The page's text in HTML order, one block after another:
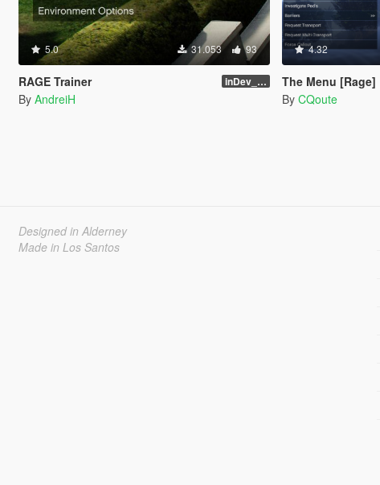
5.0 31.053 93
RAGE Trainer inDev_0.4.145 (16112)
By AndreiH
4.32
The Menu [Rage]
By CQoute
Designed in Alderney
Made in Los Santos